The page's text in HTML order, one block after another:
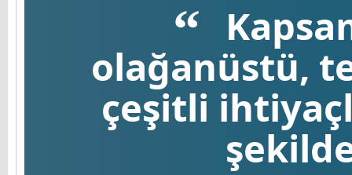
olağanüstü,
çeşitli